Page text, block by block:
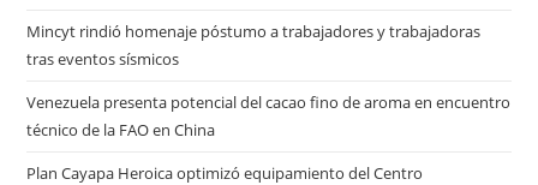
Mincyt rindió homenaje póstumo a trabajadores y trabajadoras
tras eventos sísmicos
Venezuela presenta potencial del cacao fino de aroma en encuentro
técnico de la FAO en China
Plan Cayapa Heroica optimizó equipamiento del Centro